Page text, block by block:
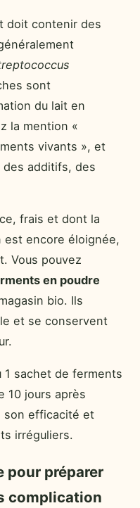
doit contenir des
sont
du lait en
la mention «
vivants », et
additifs, des
frais et dont la
est encore éloignée,
Vous pouvez
en poudre
bio. Ils
et se conservent
1 sachet de ferments
10 jours après
son efficacité et
irréguliers.
pour préparer
complication